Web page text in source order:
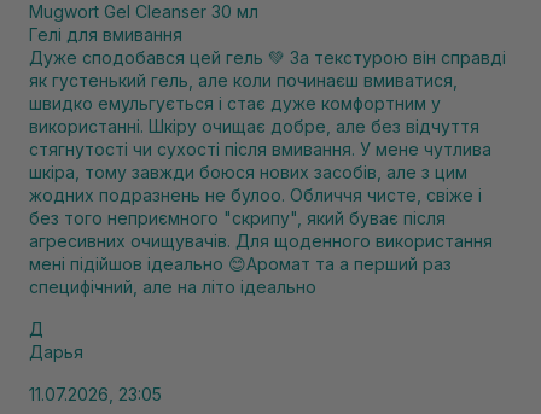
Mugwort Gel Cleanser 30 мл
Гелі для вмивання
Дуже сподобався цей гель 💚 За текстурою він справді
як густенький гель, але коли починаєш вмиватися,
швидко емульгується і стає дуже комфортним у
використанні. Шкіру очищає добре, але без відчуття
стягнутості чи сухості після вмивання. У мене чутлива
шкіра, тому завжди боюся нових засобів, але з цим
жодних подразнень не булоо. Обличчя чисте, свіже і
без того неприємного "скрипу", який буває після
агресивних очищувачів. Для щоденного використання
мені підійшов ідеально 😊Аромат та а перший раз
специфічний, але на літо ідеально
Д
Дарья
11.07.2026, 23:05